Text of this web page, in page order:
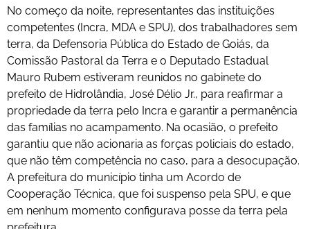
No começo da noite, representantes das instituições
competentes (Incra, MDA e SPU), dos trabalhadores sem
terra, da Defensoria Pública do Estado de Goiás, da
Comissão Pastoral da Terra e o Deputado Estadual
Mauro Rubem estiveram reunidos no gabinete do
prefeito de Hidrolândia, José Délio Jr., para reafirmar a
propriedade da terra pelo Incra e garantir a permanência
das famílias no acampamento. Na ocasião, o prefeito
garantiu que não acionaria as forças policiais do estado,
que não têm competência no caso, para a desocupação.
A prefeitura do município tinha um Acordo de
Cooperação Técnica, que foi suspenso pela SPU, e que
em nenhum momento configurava posse da terra pela